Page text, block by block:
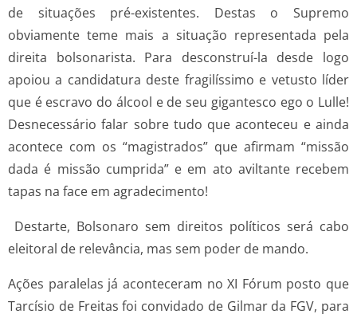
de situações pré-existentes. Destas o Supremo
obviamente teme mais a situação representada pela
direita bolsonarista. Para desconstruí-la desde logo
apoiou a candidatura deste fragilíssimo e vetusto líder
que é escravo do álcool e de seu gigantesco ego o Lulle!
Desnecessário falar sobre tudo que aconteceu e ainda
acontece com os “magistrados” que afirmam “missão
dada é missão cumprida” e em ato aviltante recebem
tapas na face em agradecimento!
Destarte, Bolsonaro sem direitos políticos será cabo
eleitoral de relevância, mas sem poder de mando.
Ações paralelas já aconteceram no XI Fórum posto que
Tarcísio de Freitas foi convidado de Gilmar da FGV, para